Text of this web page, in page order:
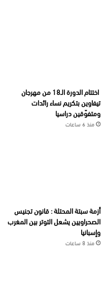
اختتام الدورة الـ18 من مهرجان
تيفاوين بتكريم نساء رائدات
ومتفوّقين دراسيا
منذ 6 ساعات
أزمة سبتة المحتلة : قانون تجنيس
الصحراويين يشعل التوتر بين المغرب
وإسبانيا
منذ 8 ساعات